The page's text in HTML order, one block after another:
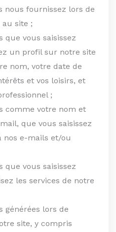
nous fournissez lors de
site ;
que vous saisissez
un profil sur notre site
nom, votre date de
et vos loisirs, et
;
comme votre nom et
que vous saisissez
nos e-mails et/ou
que vous saisissez
les services de notre
générées lors de
site, y compris